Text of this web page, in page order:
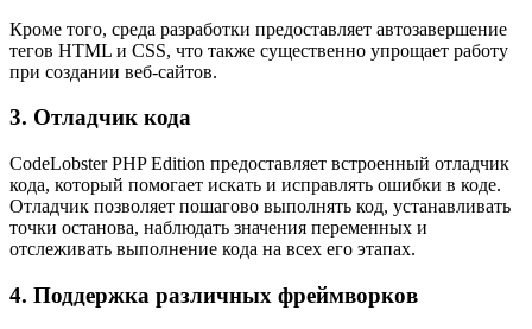
Кроме того, среда разработки предоставляет автозавершение
тегов HTML и CSS, что также существенно упрощает работу
при создании веб-сайтов.
3. Отладчик кода
CodeLobster PHP Edition предоставляет встроенный отладчик
кода, который помогает искать и исправлять ошибки в коде.
Отладчик позволяет пошагово выполнять код, устанавливать
точки останова, наблюдать значения переменных и
отслеживать выполнение кода на всех его этапах.
4. Поддержка различных фреймворков